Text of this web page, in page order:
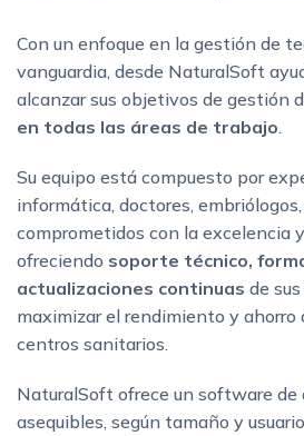
Con un enfoque en la gestión de
vanguardia, desde NaturalSoft
alcanzar sus objetivos de gestión
en todas las áreas de trabajo
Su equipo está compuesto por
informática, doctores,
comprometidos con la excelencia
ofreciendo soporte técnico,
actualizaciones continuas de
maximizar el rendimiento y ahorro
centros sanitarios.
NaturalSoft ofrece un software de
asequibles, según tamaño y